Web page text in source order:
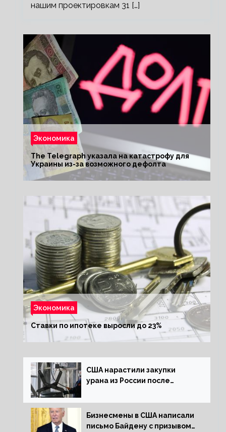
нашим проектировкам 31 […]
Экономика
The Telegraph указала на катастрофу для
Украины из-за возможного дефолта
Экономика
Ставки по ипотеке выросли до 23%
США нарастили закупки
урана из России после
Бизнесмены в США написали
письмо Байдену с призывом